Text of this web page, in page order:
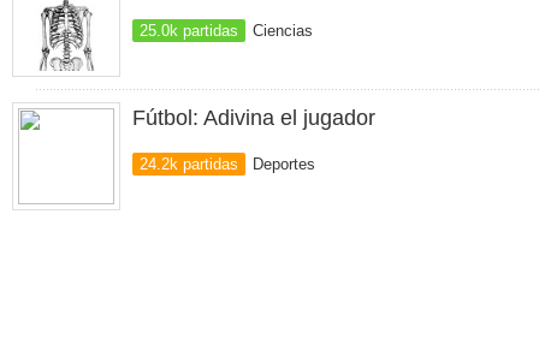
25.0k partidas Ciencias
Fútbol: Adivina el jugador
24.2k partidas Deportes